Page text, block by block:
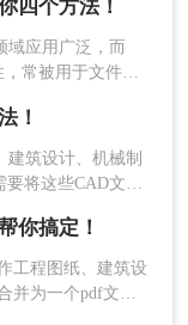
装后打开。
四个方法！
域应用广泛，而
常被用于文件分
本文将介绍四种
的转换。
！
筑设计、机械制
将这些CAD文件
将CAD文件导出
你搞定！
工程图纸、建筑设
并为一个pdf文